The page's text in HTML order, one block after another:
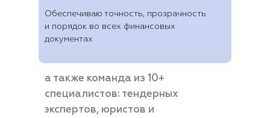
Обеспечиваю точность, прозрачность
и порядок во всех финансовых
документах
а также команда из 10+
специалистов: тендерных
экспертов, юристов и